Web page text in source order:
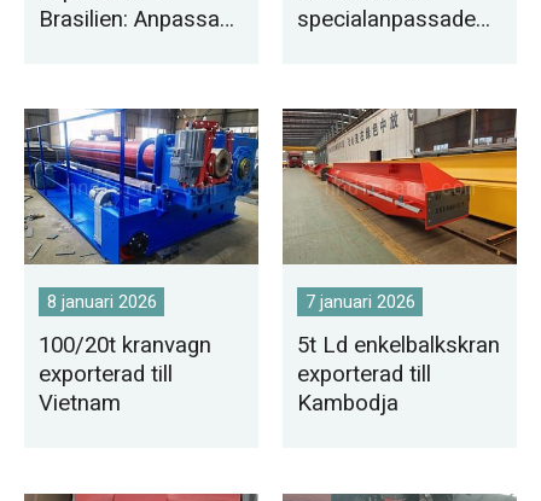
Brasilien: Anpassad
komponenter
utomhus
specialanpassade
eftermontering av
äldre fabriker
8 januari 2026
100/20t kranvagn
exporterad till
Vietnam
7 januari 2026
5t Ld enkelbalkskran
exporterad till
Kambodja